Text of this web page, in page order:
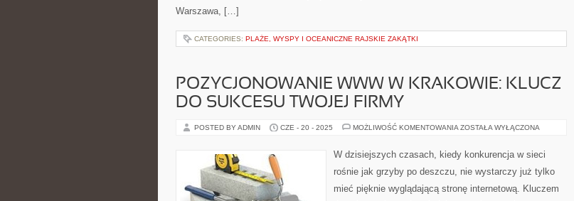
Warszawa, […]
CATEGORIES: PLAŻE, WYSPY I OCEANICZNE RAJSKIE ZAKĄTKI
POZYCJONOWANIE WWW W KRAKOWIE: KLUCZ
DO SUKCESU TWOJEJ FIRMY
POSTED BY ADMIN CZE - 20 - 2025 MOŻLIWOŚĆ KOMENTOWANIA POZYCJONOWANIE
KRAKOWIE:
KLUCZ
SUKCESU
FIRMY
ZOSTAŁA WYŁĄCZONA
W dzisiejszych czasach, kiedy konkurencja w sieci
rośnie jak grzyby po deszczu, nie wystarczy już tylko
mieć pięknie wyglądającą stronę internetową. Kluczem